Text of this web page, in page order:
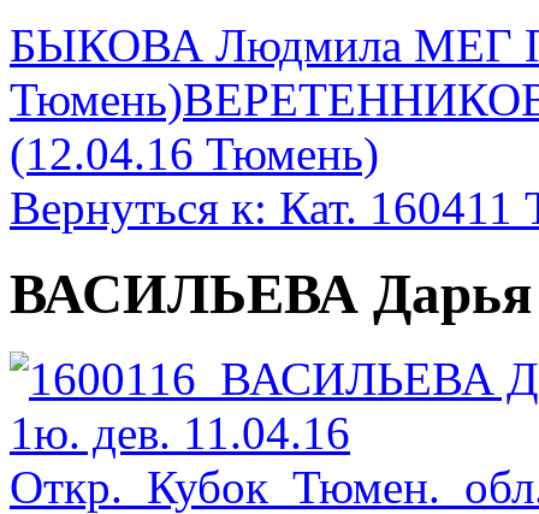
БЫКОВА Людмила МЕГ
Тюмень)
(12.04.16 Тюмень)
Вернуться к: Кат.
ВАСИЛЬЕВА Дарья